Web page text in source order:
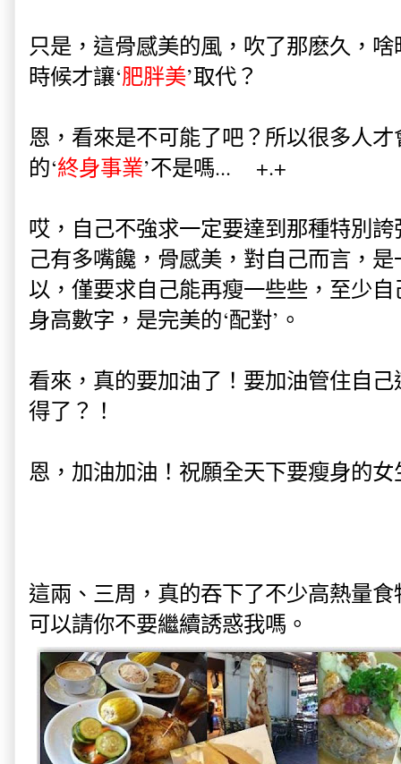
只是，這骨感美的風，吹了那麽久，
時候才讓‘肥胖美’取代？
恩，看來是不可能了吧？所以很多人才
的‘終身事業’不是嗎... +.+
哎，自己不強求一定要達到那種特別
己有多嘴饞，骨感美，對自己而言，是
以，僅要求自己能再瘦一些些，至少
身高數字，是完美的‘配對’。
看來，真的要加油了！要加油管住自
得了？！
恩，加油加油！祝願全天下要瘦身的女
這兩、三周，真的吞下了不少高熱量
可以請你不要繼續誘惑我嗎。